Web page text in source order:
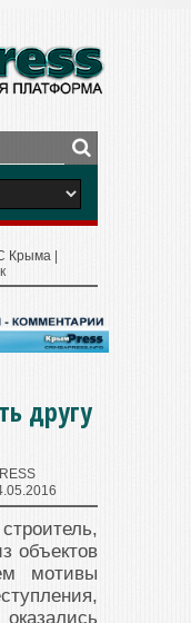
Крыма
другу
объектов
мотивы